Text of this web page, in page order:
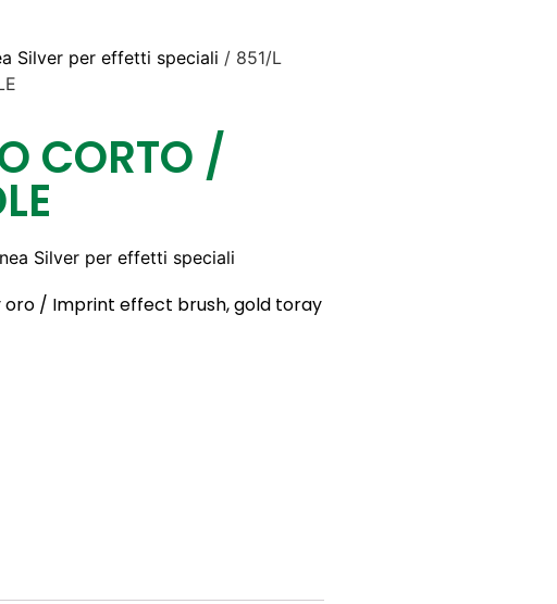
Silver per effetti speciali / 851/L
CORTO /
Silver per effetti speciali
/ Imprint effect brush, gold toray